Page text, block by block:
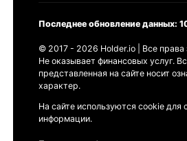
Последнее обновление данных:
© 2017 - 2026 Holder.io | Все
Не оказывает финансовых услуг.
представленная на сайте носит
характер.
На сайте используются cookie для
информации.